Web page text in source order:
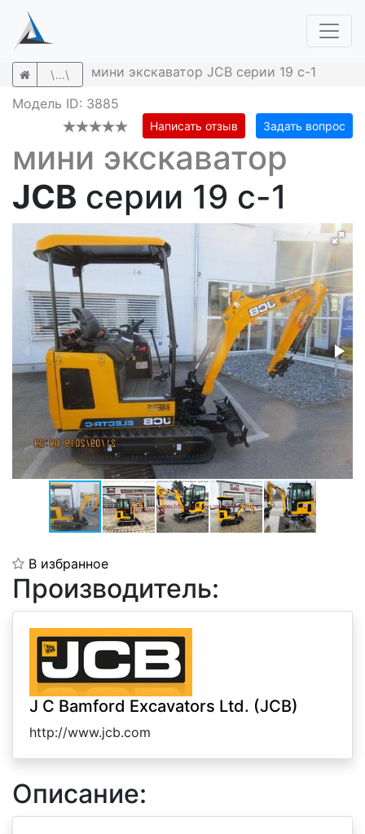
\...\
мини экскаватор JCB серии 19 c-1
Модель ID: 3885
Написать отзыв Задать вопрос
мини экскаватор
JCB серии 19 c-1
В избранное
Производитель:
J C Bamford Excavators Ltd. (JCB)
http://www.jcb.com
Описание: